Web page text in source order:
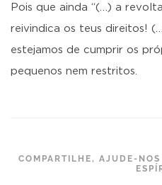
Pois que ainda “(…) a
reivindica os teus direitos!
estejamos de cumprir os
pequenos nem restritos.
COMPARTILHE, AJUDE-